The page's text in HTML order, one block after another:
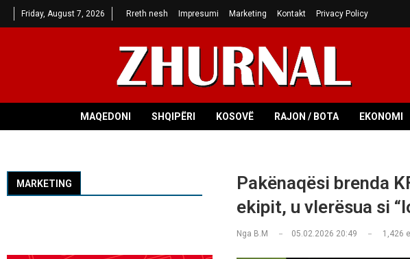
Friday, August 7, 2026 Rreth nesh Impresumi Marketing Kontakt Privacy Policy
MAQEDONI SHQIPËRI KOSOVË RAJON / BOTA EKONOMI
Pakënaqësi brenda
ekipit, u vlerësua si
Nga B.M 05.02.2026 20:49 1,426
MARKETING